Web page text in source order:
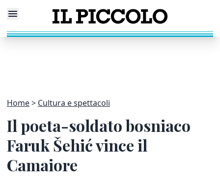
Home Cultura e spettacoli
Il poeta-soldato bosniaco
Faruk Šehić vince il
Camaiore